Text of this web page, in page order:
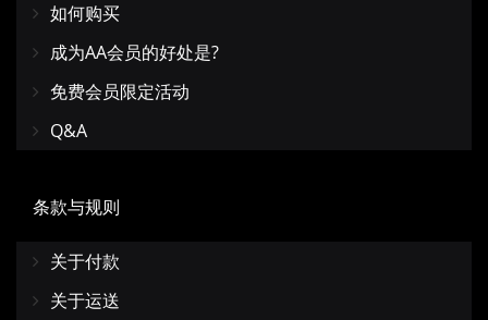
如何购买
成为AA会员的好处是?
免费会员限定活动
Q&A
条款与规则
关于付款
关于运送